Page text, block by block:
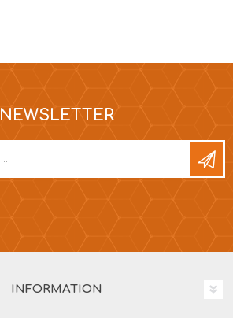
NEWSLETTER
INFORMATION